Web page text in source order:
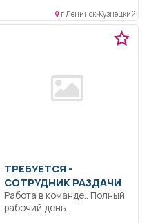
осмотров
г Ленинск-Кузнецкий
ТРЕБУЕТСЯ -
СОТРУДНИК РАЗДАЧИ
Работа в команде.. Полный
рабочий день..